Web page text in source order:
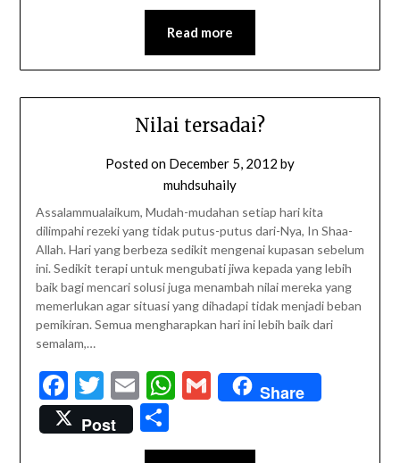
Read more
Nilai tersadai?
Posted on December 5, 2012 by
muhdsuhaily
Assalammualaikum, Mudah-mudahan setiap hari kita
dilimpahi rezeki yang tidak putus-putus dari-Nya, In Shaa-
Allah. Hari yang berbeza sedikit mengenai kupasan sebelum
ini. Sedikit terapi untuk mengubati jiwa kepada yang lebih
baik bagi mencari solusi juga menambah nilai mereka yang
memerlukan agar situasi yang dihadapi tidak menjadi beban
pemikiran. Semua mengharapkan hari ini lebih baik dari
semalam,…
Facebook
Twitter
EmailWhatsApp
GmailShare
Post
Share